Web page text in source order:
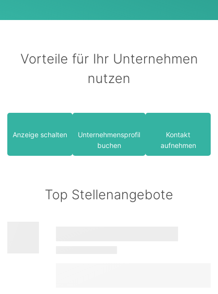
Vorteile für Ihr Unternehmen
nutzen
Anzeige schalten
Unternehmensprofil
buchen
Kontakt
aufnehmen
Top Stellenangebote